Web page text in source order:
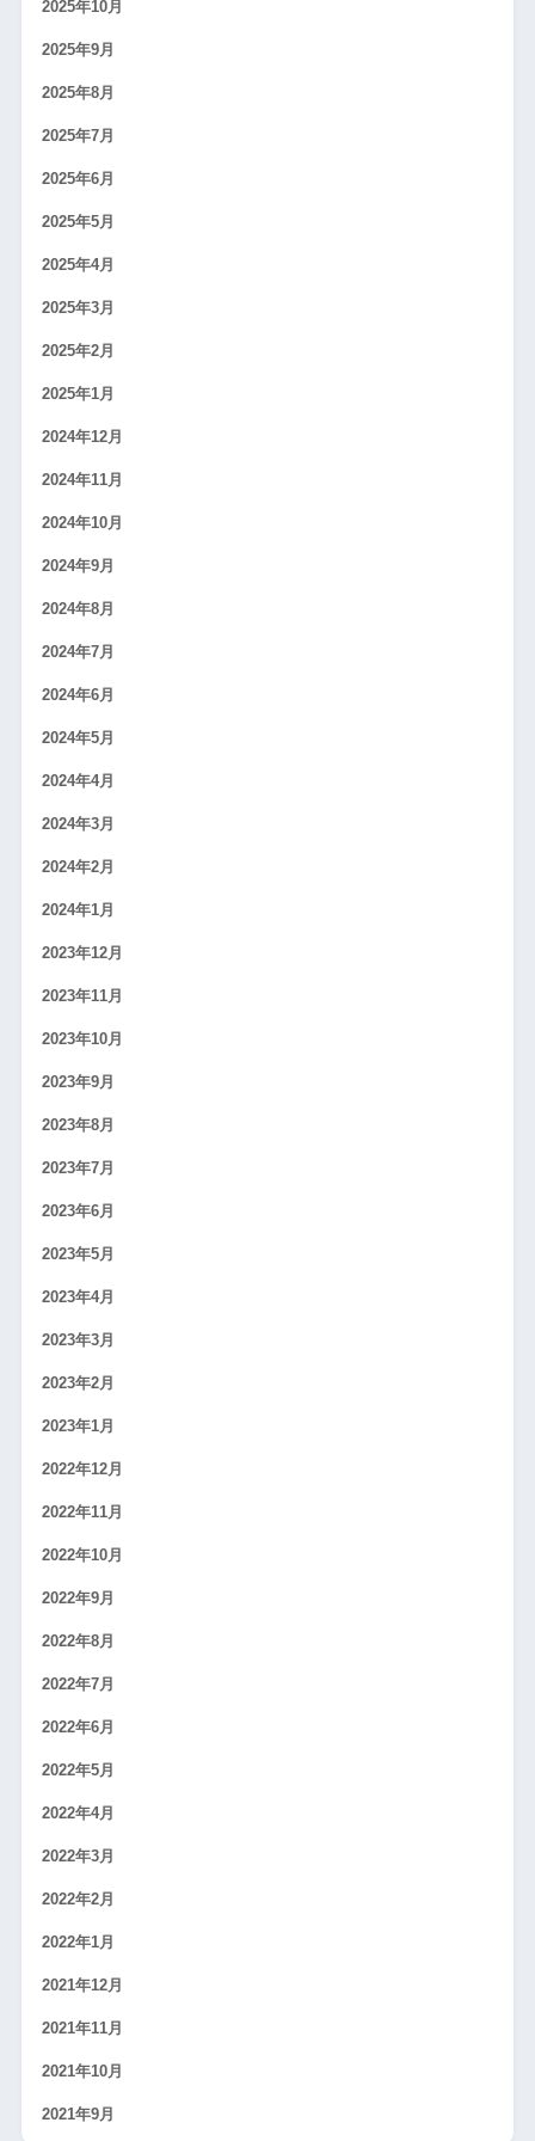
2025年10月
2025年9月
2025年8月
2025年7月
2025年6月
2025年5月
2025年4月
2025年3月
2025年2月
2025年1月
2024年12月
2024年11月
2024年10月
2024年9月
2024年8月
2024年7月
2024年6月
2024年5月
2024年4月
2024年3月
2024年2月
2024年1月
2023年12月
2023年11月
2023年10月
2023年9月
2023年8月
2023年7月
2023年6月
2023年5月
2023年4月
2023年3月
2023年2月
2023年1月
2022年12月
2022年11月
2022年10月
2022年9月
2022年8月
2022年7月
2022年6月
2022年5月
2022年4月
2022年3月
2022年2月
2022年1月
2021年12月
2021年11月
2021年10月
2021年9月